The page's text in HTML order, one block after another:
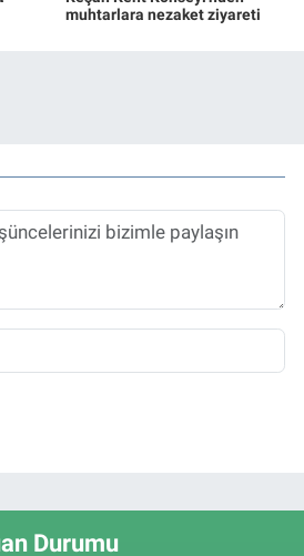
muhtarlara nezaket ziyareti
Durumu